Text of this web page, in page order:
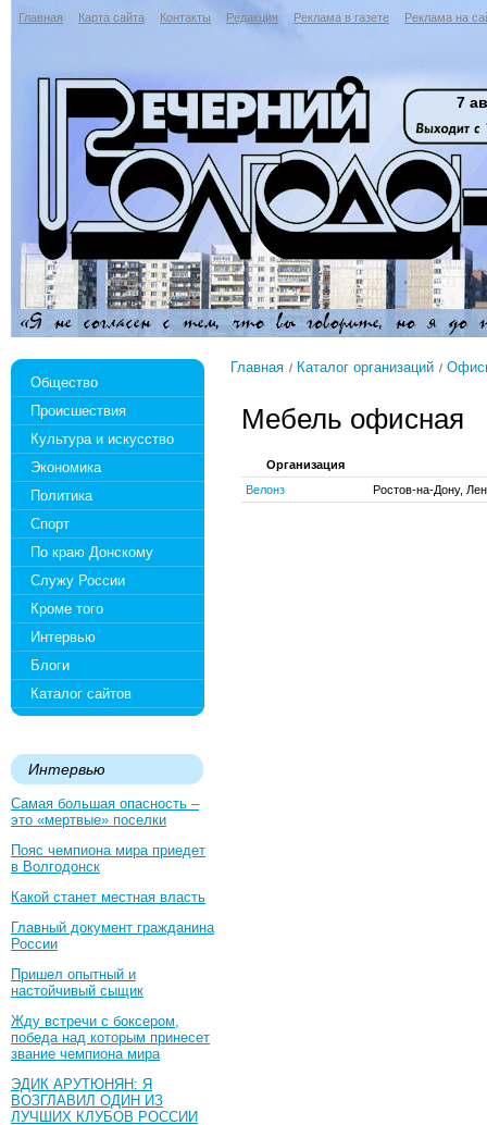
Главная Карта сайта Контакты Редакция Реклама в газете Реклама на
7
Общество
Происшествия
Культура и искусство
Экономика
Политика
Спорт
По краю Донскому
Служу России
Кроме того
Интервью
Блоги
Каталог сайтов
Интервью
Самая большая опасность –
это «мертвые» поселки
Пояс чемпиона мира приедет
в Волгодонск
Какой станет местная власть
Главный документ гражданина
России
Пришел опытный и
настойчивый сыщик
Жду встречи с боксером,
победа над которым принесет
звание чемпиона мира
ЭДИК АРУТЮНЯН: Я
ВОЗГЛАВИЛ ОДИН ИЗ
ЛУЧШИХ КЛУБОВ РОССИИ
Главная Каталог организаций
Мебель офисная
Организация
Велонз
Ростов-на-Дону,